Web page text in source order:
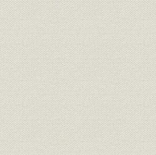
21世紀への架け橋 1990●平成2
年→平成9年●1997
平成9年